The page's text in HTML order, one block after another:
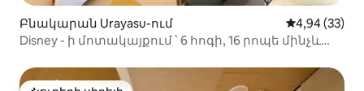
Բնակարան Urayasu-ում Միջին
4,94 (33)
Disney - ի մոտակայքում ՝ 6 հոգի, 16 րոպե մինչև